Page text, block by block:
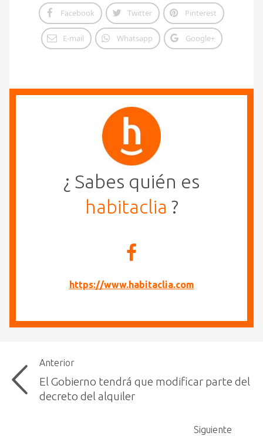
Facebook Twitter Pinterest
E-mail Whatsapp Google+
¿ Sabes quién es
habitaclia ?
https://www.habitaclia.com
Anterior
El Gobierno tendrá que modificar parte del
decreto del alquiler
Siguiente